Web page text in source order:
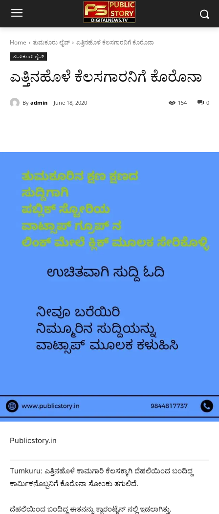
Home ತುಮಕೂರು ಲೈವ್ ಎತ್ತಿನಹೊಳೆ ಕೆಲಸಗಾರನಿಗೆ ಕೊರೊನಾ
ತುಮಕೂರು ಲೈವ್
ಎತ್ತಿನಹೊಳೆ ಕೆಲಸಗಾರನಿಗೆ ಕೊರೊನಾ
By admin June 18, 2020 0
154
Publicstory.in
Tumkuru: ಎತ್ತಿನಹೊಳೆ ಕಾಮಗಾರಿ ಕೆಲಸಕ್ಕಾಗಿ ದೆಹಲಿಯಿಂದ ಬಂದಿದ್ದ
ಕಾರ್ಮಿಕನೊಬ್ಬನಿಗೆ ಕೊರೊನಾ ಸೋಂಕು ತಗುಲಿದೆ.
ದೆಹಲಿಯಿಂದ ಬಂದಿದ್ದ ಈತನನ್ನು ಕ್ವಾರಂಟೈನ್ ನಲ್ಲಿ ಇಡಲಾಗಿತ್ತು.